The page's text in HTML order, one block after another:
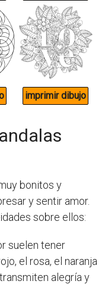
bonitos y
y sentir amor.
sobre ellos:
suelen tener
el rosa, el naranja
alegría y